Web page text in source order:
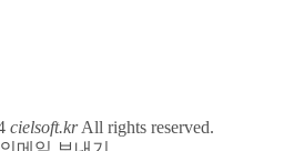
cielsoft.krAll rights reserved.